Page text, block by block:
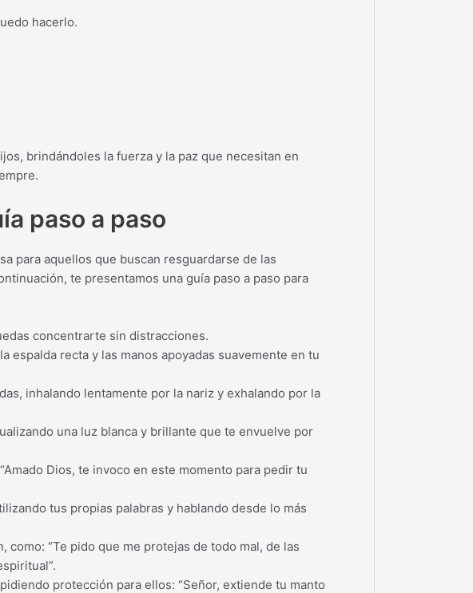
hacerlo.
brindándoles la fuerza y la paz que necesitan en
paso a paso
para aquellos que buscan resguardarse de las
te presentamos una guía paso a paso para
concentrarte sin distracciones.
espalda recta y las manos apoyadas suavemente en tu
inhalando lentamente por la nariz y exhalando por la
una luz blanca y brillante que te envuelve por
Dios, te invoco en este momento para pedir tu
tus propias palabras y hablando desde lo más
“Te pido que me protejas de todo mal, de las
protección para ellos: “Señor, extiende tu manto